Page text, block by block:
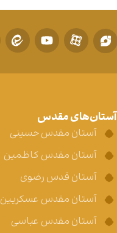
آستان‌های مقدس
آستان مقدس حسینی
آستان مقدس کاظمین
آستان قدس رضوی
آستان مقدس عسکریین
آستان مقدس عباسی